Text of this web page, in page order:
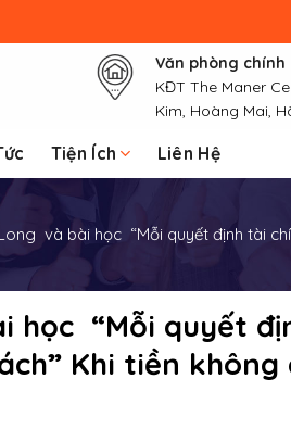
Văn phòng chính
KĐT The Maner
Kim, Hoàng Mai,
Tiện Ích Liên Hệ
và bài học “Mỗi quyết định tài
học “Mỗi quyết
Khi tiền không